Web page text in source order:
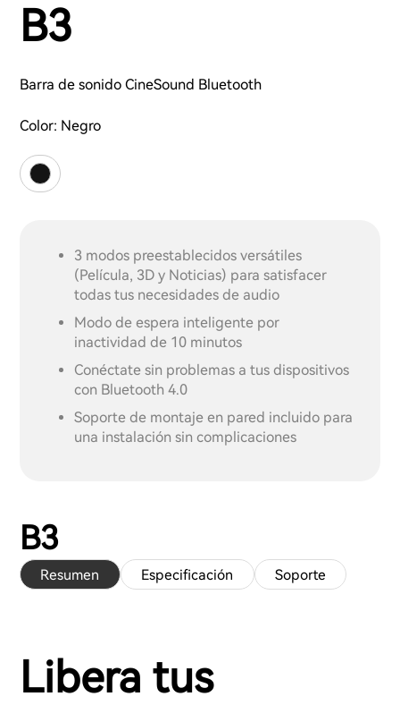
B3
Barra de sonido CineSound Bluetooth
Color: Negro
3 modos preestablecidos versátiles
(Película, 3D y Noticias) para satisfacer
todas tus necesidades de audio
Modo de espera inteligente por
inactividad de 10 minutos
Conéctate sin problemas a tus dispositivos
con Bluetooth 4.0
Soporte de montaje en pared incluido para
una instalación sin complicaciones
B3
Resumen Especificación Soporte
Libera tus